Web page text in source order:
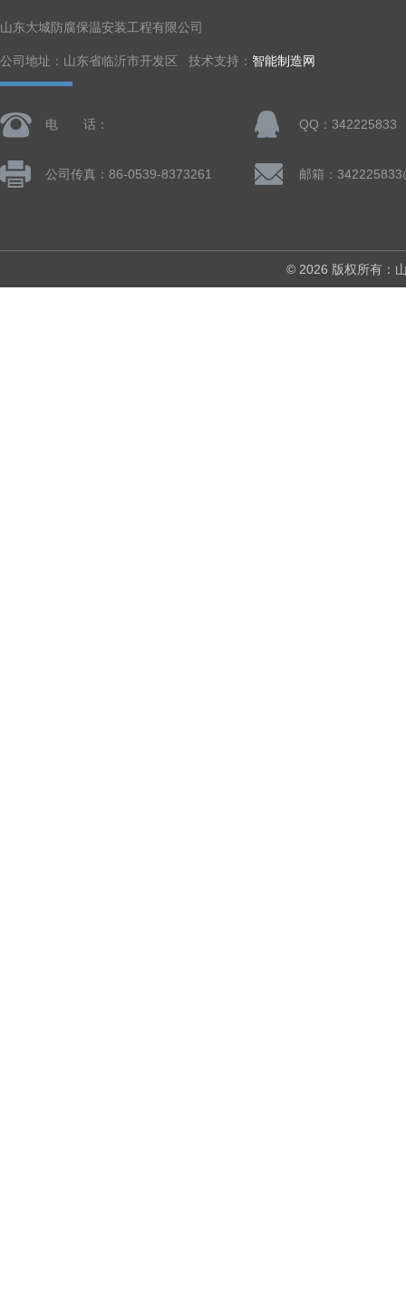
山东大城防腐保温安装工程有限公司
公司地址：山东省临沂市开发区 技术支持： 智能制造网
电 话： QQ：342225833
公司传真：86-0539-8373261 邮箱：
© 2026 版权所有：